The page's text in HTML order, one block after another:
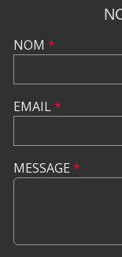
NOM *
EMAIL*
MESSAGE *